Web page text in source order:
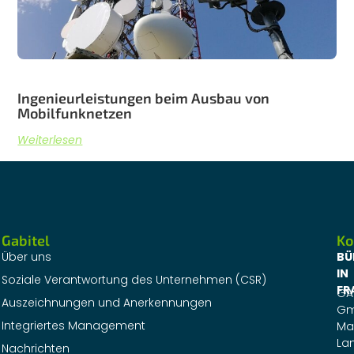
Ingenieurleistungen beim Ausbau von
Mobilfunknetzen
Weiterlesen
Gabitel
Über uns
Soziale Verantwortung des Unternehmen (CSR)
Auszeichnungen und Anerkennungen
Integriertes Management
Nachrichten
IN